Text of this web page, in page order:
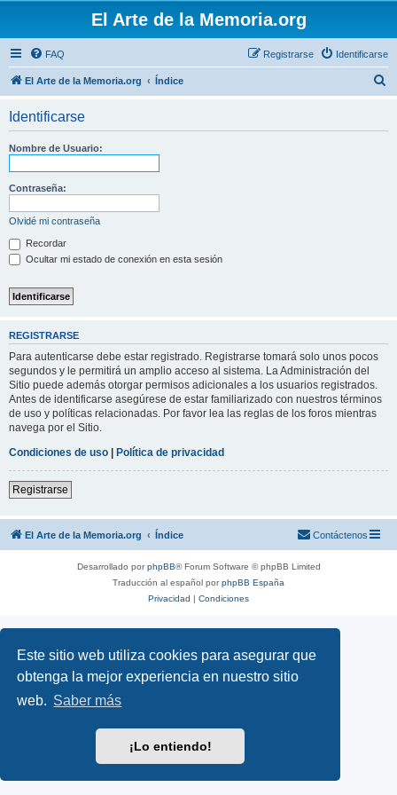
Este sitio web utiliza cookies para asegurar que
obtenga la mejor experiencia en nuestro sitio
web. Saber más
¡Lo entiendo!
El Arte de la Memoria.org
FAQ Identificarse
Registrarse
El Arte de la Memoria.org Índice
Identificarse
Nombre de Usuario:
Contraseña:
Olvidé mi contraseña
Recordar
Ocultar mi estado de conexión en esta sesión
REGISTRARSE
Para autenticarse debe estar registrado. Registrarse tomará solo unos pocos
segundos y le permitirá un amplio acceso al sistema. La Administración del
Sitio puede además otorgar permisos adicionales a los usuarios registrados.
Antes de identificarse asegúrese de estar familiarizado con nuestros términos
de uso y políticas relacionadas. Por favor lea las reglas de los foros mientras
navega por el Sitio.
Condiciones de uso | Política de privacidad
Registrarse
El Arte de la Memoria.org Índice Contáctenos
Desarrollado porphpBB® Forum Software © phpBB Limited
Traducción al español porphpBB España
Privacidad | Condiciones